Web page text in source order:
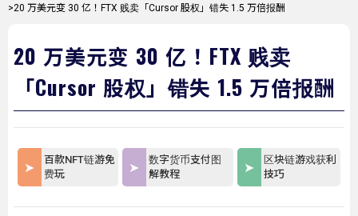
>20 万美元变 30 亿！FTX 贱卖「Cursor 股权」错失 1.5 万倍报酬
20 万美元变 30 亿！FTX 贱卖
「Cursor 股权」错失 1.5 万倍报酬
百款NFT链游免
费玩
数字货币支付图
解教程
区块链游戏获利
技巧